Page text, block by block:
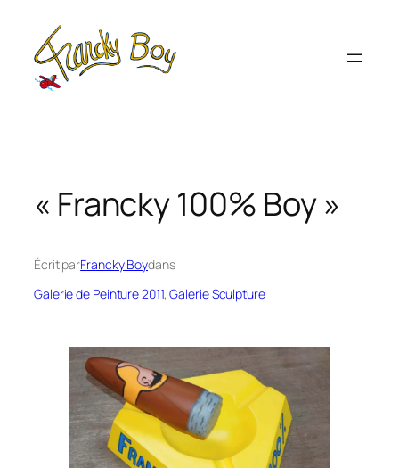
contenu
« Francky 100% Boy »
Écrit parFrancky Boydans
Galerie de Peinture 2011, Galerie Sculpture